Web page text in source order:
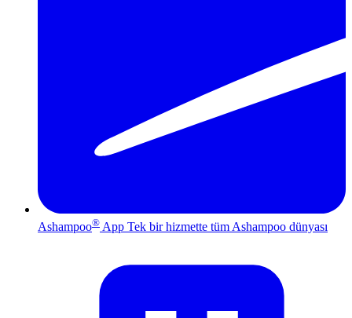
Ashampoo® App Tek bir hizmette tüm Ashampoo dünyası